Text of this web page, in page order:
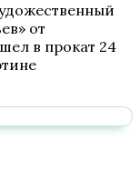
от
в прокат 24